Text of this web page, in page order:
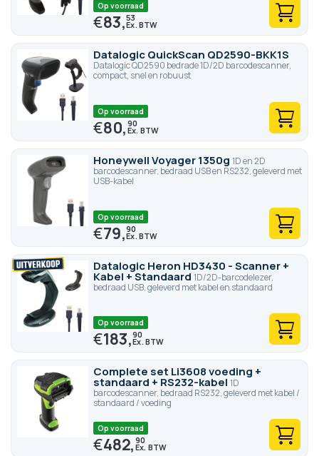
Op voorraad
€83,53
Datalogic QuickScan QD2590-BKK1S
Datalogic QD2590 bedrade 1D/2D barcodescanner,
compact, snel en robuust
Op voorraad
€80,90
Honeywell Voyager 1350g 1D en 2D
barcodescanner, bedraad USB en RS232, geleverd met
USB-kabel
Op voorraad
€79,90
Datalogic Heron HD3430 - Scanner +
Kabel + Standaard 1D/2D-barcodelezer,
bedraad USB, geleverd met kabel en standaard
Op voorraad
€183,90
Complete set Li3608 voeding +
standaard + RS232-kabel 1D
barcodescanner, bedraad RS232, geleverd met kabel /
standaard / voeding
Op voorraad
€482,90